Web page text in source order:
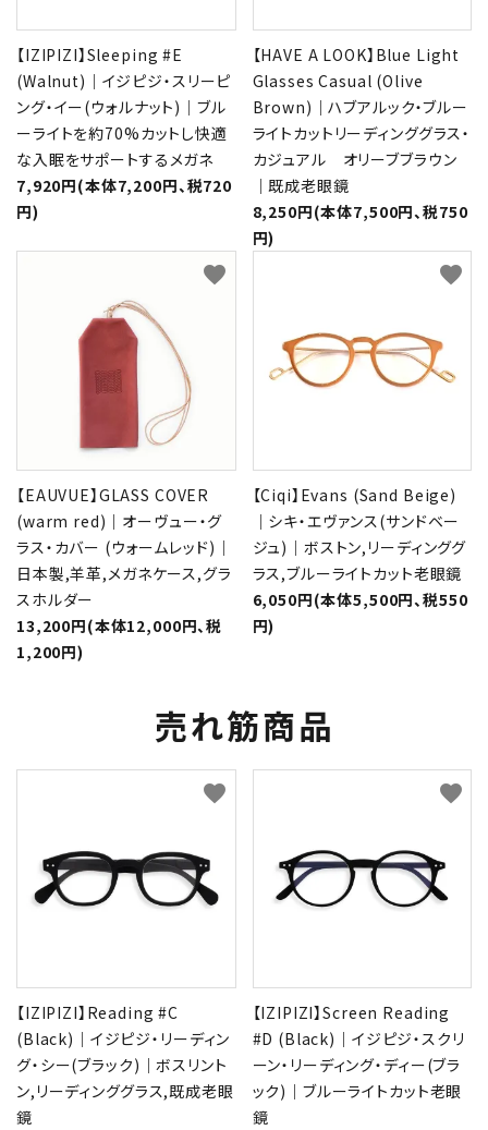
【IZIPIZI】Sleeping #E
(Walnut)｜イジピジ・スリーピ
ング・イー(ウォルナット)｜ブル
ーライトを約70%カットし快適
な入眠をサポートするメガネ
7,920円(本体7,200円、税720
円)
【HAVE A LOOK】Blue Light
Glasses Casual (Olive
Brown)｜ハブアルック・ブルー
ライトカットリーディンググラス・
カジュアル オリーブブラウン
｜既成老眼鏡
8,250円(本体7,500円、税750
円)
【EAUVUE】GLASS COVER
(warm red)｜オーヴュー・グ
ラス・カバー (ウォームレッド)｜
日本製,羊革,メガネケース,グラ
スホルダー
13,200円(本体12,000円、税
1,200円)
favorite
【Ciqi】Evans (Sand Beige)
｜シキ・エヴァンス(サンドベー
ジュ)｜ボストン,リーディンググ
ラス,ブルーライトカット老眼鏡
6,050円(本体5,500円、税550
円)
favorite
売れ筋商品
【IZIPIZI】Reading #C
(Black)｜イジピジ・リーディン
グ・シー(ブラック)｜ボスリント
ン,リーディンググラス,既成老眼
鏡
favorite
【IZIPIZI】Screen Reading
#D (Black)｜イジピジ・スクリ
ーン・リーディング・ディー(ブラ
ック)｜ブルーライトカット老眼
鏡
favorite